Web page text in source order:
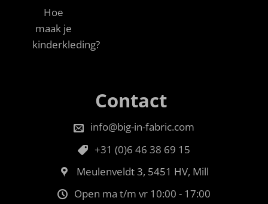
Hoe
maak je
kinderkleding?
Contact
info@big-in-fabric.com
+31 (0)6 46 38 69 15
Meulenveldt 3, 5451 HV, Mill
Open ma t/m vr 10:00 - 17:00